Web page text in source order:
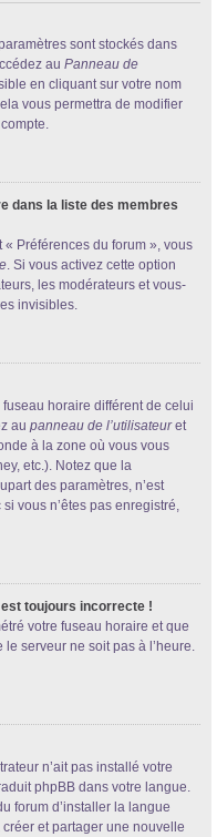
sont stockés dans
au Panneau de
en cliquant sur votre nom
vous permettra de modifier
dans la liste des membres
Préférences du forum », vous
. Si vous activez cette option
les modérateurs et vous-
invisibles.
horaire différent de celui
au panneau de l’utilisateuret
à la zone où vous vous
etc.). Notez que la
des paramètres, n’est
vous n’êtes pas enregistré,
est toujours incorrecte !
votre fuseau horaire et que
serveur ne soit pas à l’heure.
n’ait pas installé votre
phpBB dans votre langue.
forum d’installer la langue
créer et partager une nouvelle